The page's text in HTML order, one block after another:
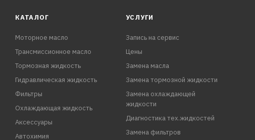
КАТАЛОГ
Моторное масло
Трансмиссионное масло
Тормозная жидкость
Гидравлическая жидкость
Фильтры
Охлаждающая жидкость
Аксессуары
Автохимия
УСЛУГИ
Запись на сервис
Цены
Замена масла
Замена тормозной жидкости
Замена охлаждающей
жидкости
Диагностика тех.жидкостей
Замена фильтров